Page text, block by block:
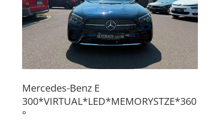
Mercedes-Benz E
300*VIRTUAL*LED*MEMORYSTZE*360
°